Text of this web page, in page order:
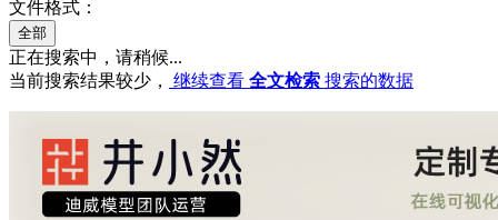
文件格式：
全部
正在搜索中，请稍候...
当前搜索结果较少，
继续查看 全文检索 搜索的数据